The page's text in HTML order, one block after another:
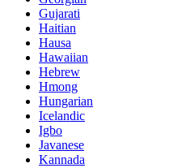
Gujarati
Haitian
Hausa
Hawaiian
Hebrew
Hmong
Hungarian
Icelandic
Igbo
Javanese
Kannada